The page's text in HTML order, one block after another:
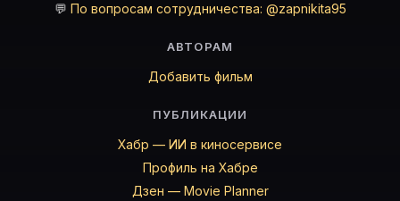
💬 По вопросам сотрудничества: @zapnikita95
АВТОРАМ
Добавить фильм
ПУБЛИКАЦИИ
Хабр — ИИ в киносервисе
Профиль на Хабре
Дзен — Movie Planner